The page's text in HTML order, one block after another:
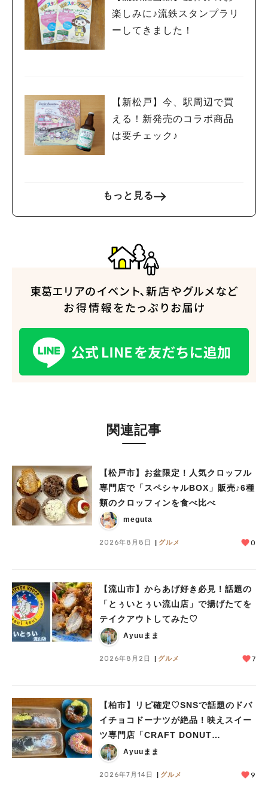
楽しみに♪流鉄スタンプラリ
ーしてきました！
【新松戸】今、駅周辺で買
える！新発売のコラボ商品
は要チェック♪
もっと見る
関連記事
【松戸市】お盆限定！人気クロッフル
専門店で「スペシャルBOX」販売♪6種
類のクロッフィンを食べ比べ
meguta
2026年8月8日 グルメ 0
【流山市】からあげ好き必見！話題の
「とぅいとぅい流山店」で揚げたてを
テイクアウトしてみた♡
Ayuuまま
2026年8月2日 グルメ 7
【柏市】リピ確定♡SNSで話題のドバ
イチョコドーナツが絶品！映えスイー
ツ専門店「CRAFT DONUT
WORKS」がオープン
Ayuuまま
2026年7月14日 グルメ 9
#イベント#公園#教えたい／教えて投稿記事
#教えたい/こんなの見つけた